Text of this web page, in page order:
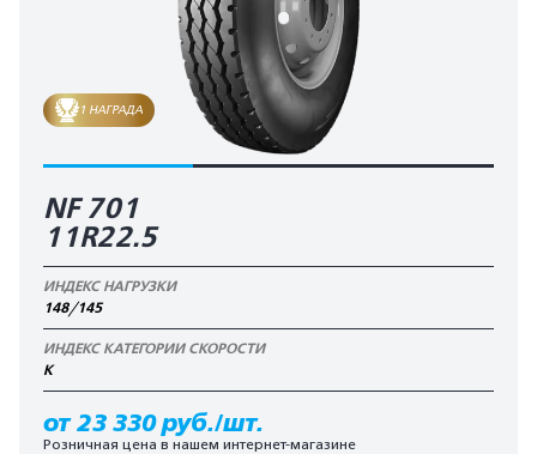
1 НАГРАДА
NF 701
11R22.5
ИНДЕКС НАГРУЗКИ
148/145
ИНДЕКС КАТЕГОРИИ СКОРОСТИ
K
от 23 330 руб./шт.
Розничная цена в нашем интернет-магазине